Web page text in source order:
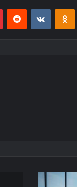
PinterestReddit